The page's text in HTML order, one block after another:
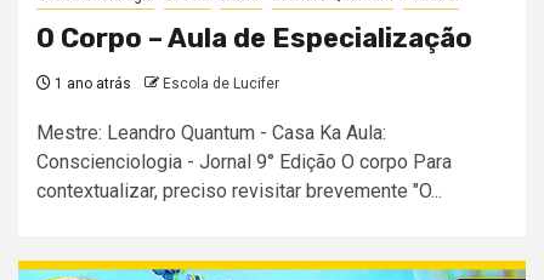
O Corpo – Aula de Especialização
1 ano atrás Escola de Lucifer
Mestre: Leandro Quantum - Casa Ka Aula:
Conscienciologia - Jornal 9° Edição O corpo Para
contextualizar, preciso revisitar brevemente "O...